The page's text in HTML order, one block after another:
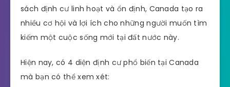
sách định cư linh hoạt và ổn định, Canada tạo ra
nhiều cơ hội và lợi ích cho những người muốn tìm
kiếm một cuộc sống mới tại đất nước này.
Hiện nay, có 4 diện định cư phổ biến tại Canada
mà bạn có thể xem xét: